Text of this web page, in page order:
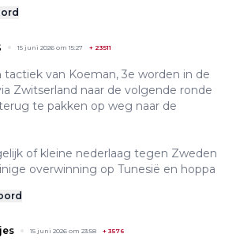
15 juni 2026 om 15:27 + 23511
tactiek van Koeman, 3e worden in de
Zwitserland naar de volgende ronde
te pakken op weg naar de
of kleine nederlaag tegen Zweden
overwinning op Tunesië en hoppa
15 juni 2026 om 23:58 + 3576